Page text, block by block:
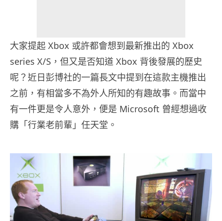
大家提起 Xbox 或許都會想到最新推出的 Xbox
series X/S，但又是否知道 Xbox 背後發展的歷史
呢？近日彭博社的一篇長文中提到在這款主機推出
之前，有相當多不為外人所知的有趣故事。而當中
有一件更是令人意外，便是 Microsoft 曾經想過收
購「行業老前輩」任天堂。